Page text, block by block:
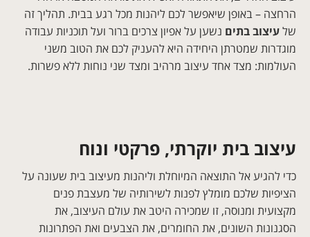
הרחצה – באופן שיאפשר לכם ליהנות מכל רגע בבית. תהליך זה
שלעיצוב בתים נשען על אפיון צרכים ברור ועל תוכניות עבודה
מוגדרות שמטרתן היחידה היא להעניק לכם את הטוב משני
העולמות: מצד אחד עיצוב מרהיב ומצד שני נוחות ללא פשרות.
עיצוב בית יוקרתי, פרקטי ונוח
כדי להגיע אל התוצאה המיוחלת וליהנות מעיצוב בית שעונה על
הציפיות שלכם מומלץ לפנות לשירותיה של מעצבת פנים
מקצועית ומנוסה, זו שמכירה היטב את עולם העיצוב, את
הסגנונות השונים, את החומרים, את הצבעים ואת הפתרונות